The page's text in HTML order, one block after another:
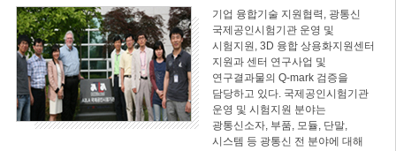
기업 융합기술 지원협력, 광통신
국제공인시험기관 운영 및
시험지원, 3D 융합 상용화지원센터
지원과 센터 연구사업 및
연구결과물의 Q-mark 검증을
담당하고 있다. 국제공인시험기관
운영 및 시험지원 분야는
광통신소자, 부품, 모듈, 단말,
시스템 등 광통신 전 분야에 대해